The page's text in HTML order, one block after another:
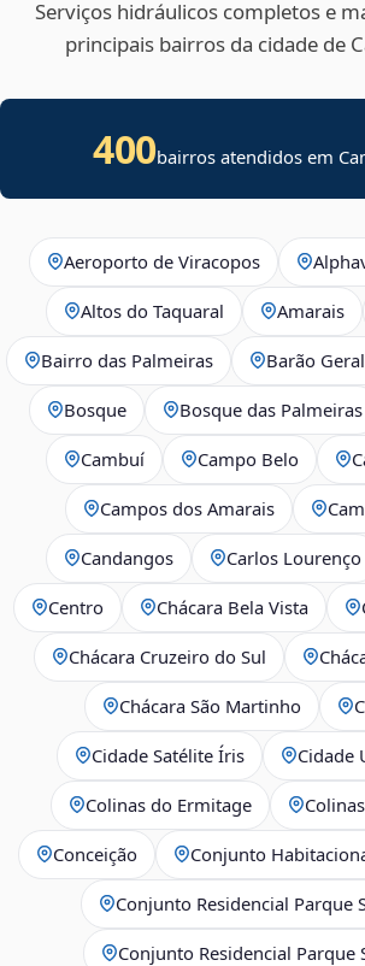
Serviços hidráulicos completos e
principais bairros da cidade de
400bairros atendidos em
Aeroporto de Viracopos
Altos do Taquaral Amarais
Bairro das Palmeiras Barão
Bosque Bosque das Palmeiras
Cambuí Campo Belo
Campos dos Amarais
Candangos Carlos Lourenço
Centro Chácara Bela Vista
Chácara Cruzeiro do Sul
Chácara São Martinho
Cidade Satélite Íris Cidade
Colinas do Ermitage
Conceição Conjunto
Conjunto Residencial Parque
Conjunto Residencial Parque